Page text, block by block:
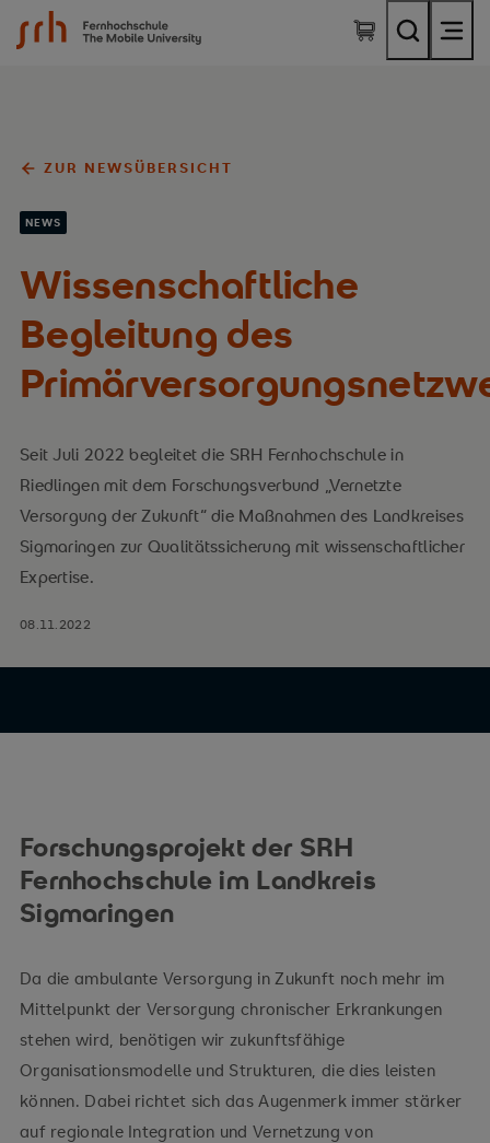
SRH Fernhochschule - The Mobile University
ZUR NEWSÜBERSICHT
NEWS
Wissenschaftliche
Begleitung des
Seit Juli 2022 begleitet die SRH Fernhochschule in
Riedlingen mit dem Forschungsverbund „Vernetzte
Versorgung der Zukunft“ die Maßnahmen des Landkreises
Sigmaringen zur Qualitätssicherung mit wissenschaftlicher
Expertise.
08.11.2022
Forschungsprojekt der SRH
Fernhochschule im Landkreis
Sigmaringen
Da die ambulante Versorgung in Zukunft noch mehr im
Mittelpunkt der Versorgung chronischer Erkrankungen
stehen wird, benötigen wir zukunftsfähige
Organisationsmodelle und Strukturen, die dies leisten
können. Dabei richtet sich das Augenmerk immer stärker
auf regionale Integration und Vernetzung von